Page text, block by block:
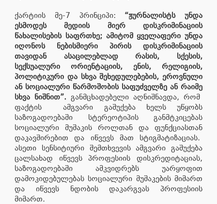
ქარტიის მე-7 პრინციპი: “ჟურნალისტს უნდა
ესმოდეს მედიის მიერ დისკრიმინაციის
წახალისების საფრთხე; ამიტომ ყველაფერი უნდა
იღონოს ნებისმიერი პირის დისკრიმინაციის
თავიდან ასაცილებლად რასის, სქესის,
სექსუალური ორიენტაციის, ენის, რელიგიის,
პოლიტიკური და სხვა შეხედულებების, ეროვნული
ან სოციალური წარმოშობის საფუძველზე ან რაიმე
სხვა ნიშნით”. განმცხადებელი აღნიშნავდა, რომ
ფაქტის ამგვარი გაშუქება ხელს უწყობს
საზოგადოებაში სტერეოტიპის განმტკიცებას
სოციალური მუშაკის როლთან და ფუნქციასთან
დაკავშირებით და იწვევს მათ სტიგმატიზაციას.
ასეთი სენსიტიური შემთხვევის ამგვარი გაშუქება
ცალსახად იწვევს პროფესიის დისკრედიტაციას,
საზოგადოებაში ამკვიდრებს უარყოფით
დამოკიდებულებას სოციალური მუშაკების მიმართ
და იწვევს ნდობის დაკარგვას პროფესიის
მიმართ.